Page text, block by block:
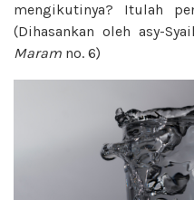
mengikutinya? Itulah
(Dihasankan oleh asy-
Maram no. 6)